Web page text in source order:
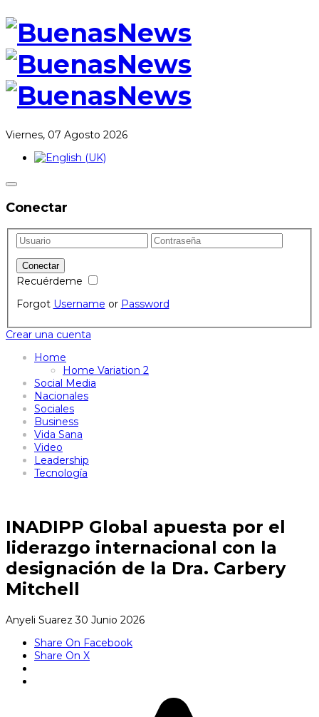
Viernes, 07 Agosto 2026
Conectar
Recuérdeme
Forgot Username or Password
Crear una cuenta
Home
Home Variation 2
Social Media
Nacionales
Sociales
Business
Vida Sana
Video
Leadership
Tecnología
INADIPP Global apuesta por el
liderazgo internacional con la
designación de la Dra. Carbery
Mitchell
Anyeli Suarez 30 Junio 2026
Share On Facebook
Share On X